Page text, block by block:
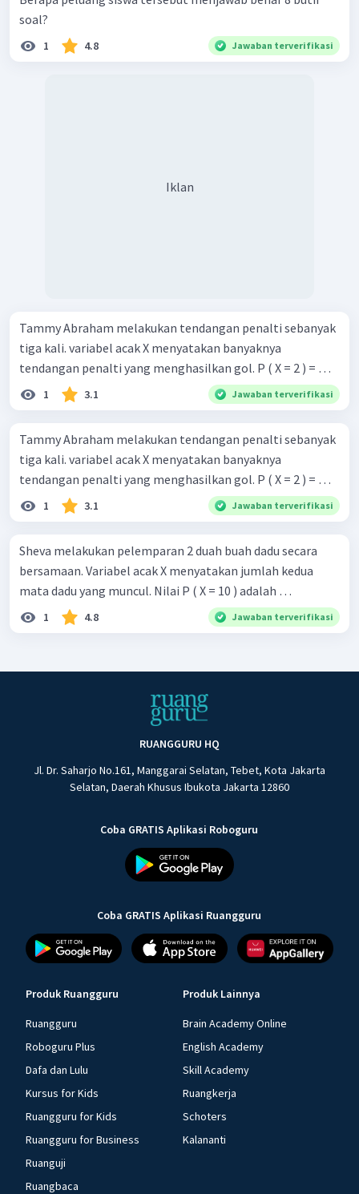
soal?
1 4.8 Jawaban terverifikasi
Iklan
Tammy Abraham melakukan tendangan penalti sebanyak
tiga kali. variabel acak X menyatakan banyaknya
tendangan penalti yang menghasilkan gol. P ( X = 2 ) = …
1 3.1 Jawaban terverifikasi
Tammy Abraham melakukan tendangan penalti sebanyak
tiga kali. variabel acak X menyatakan banyaknya
tendangan penalti yang menghasilkan gol. P ( X = 2 ) = …
1 3.1 Jawaban terverifikasi
Sheva melakukan pelemparan 2 duah buah dadu secara
bersamaan. Variabel acak X menyatakan jumlah kedua
mata dadu yang muncul. Nilai P ( X = 10 ) adalah …
1 4.8 Jawaban terverifikasi
RUANGGURU HQ
Jl. Dr. Saharjo No.161, Manggarai Selatan, Tebet, Kota Jakarta
Selatan, Daerah Khusus Ibukota Jakarta 12860
Coba GRATIS Aplikasi Roboguru
Coba GRATIS Aplikasi Ruangguru
Produk Ruangguru
Ruangguru
Roboguru Plus
Dafa dan Lulu
Kursus for Kids
Ruangguru for Kids
Ruangguru for Business
Ruanguji
Ruangbaca
Produk Lainnya
Brain Academy Online
English Academy
Skill Academy
Ruangkerja
Schoters
Kalananti